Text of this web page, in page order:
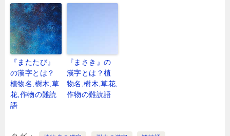
『またたび』
の漢字とは？
植物名,樹木,草
花,作物の難読
語
『まさき』の
漢字とは？植
物名,樹木,草花,
作物の難読語